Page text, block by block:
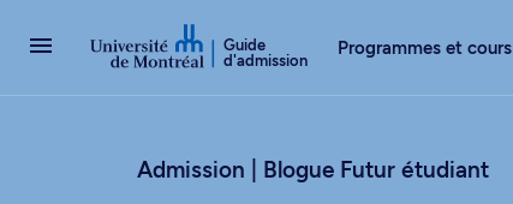
Guide
d'admission
Programmes et cours
Admission | Blogue Futur étudiant